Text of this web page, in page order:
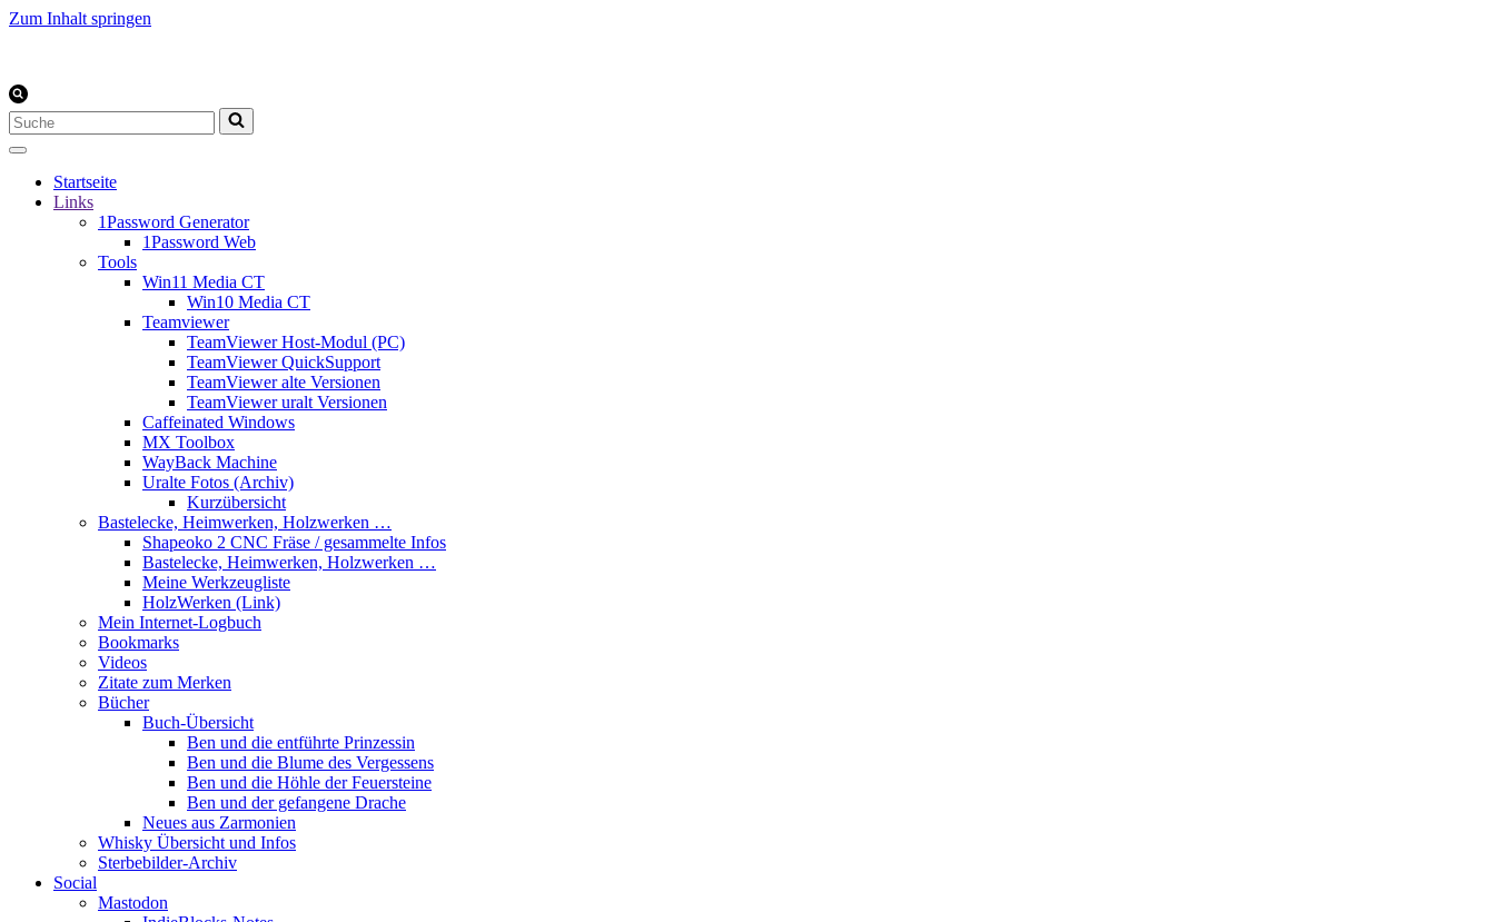
Zum Inhalt springen
Suchen
nach …
Startseite
Links
1Password Generator
1Password Web
Tools
Win11 Media CT
Win10 Media CT
Teamviewer
TeamViewer Host-Modul (PC)
TeamViewer QuickSupport
TeamViewer alte Versionen
TeamViewer uralt Versionen
Caffeinated Windows
MX Toolbox
WayBack Machine
Uralte Fotos (Archiv)
Kurzübersicht
Bastelecke, Heimwerken, Holzwerken …
Shapeoko 2 CNC Fräse / gesammelte Infos
Bastelecke, Heimwerken, Holzwerken …
Meine Werkzeugliste
HolzWerken (Link)
Mein Internet-Logbuch
Bookmarks
Videos
Zitate zum Merken
Bücher
Buch-Übersicht
Ben und die entführte Prinzessin
Ben und die Blume des Vergessens
Ben und die Höhle der Feuersteine
Ben und der gefangene Drache
Neues aus Zarmonien
Whisky Übersicht und Infos
Sterbebilder-Archiv
Social
Mastodon